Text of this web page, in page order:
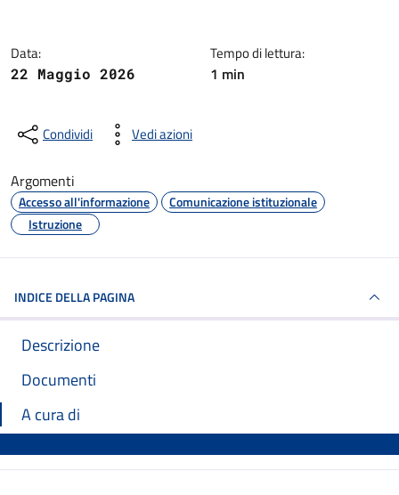
Data:
22 Maggio 2026
Tempo di lettura:
1 min
Condividi Vedi azioni
Argomenti
Accesso all'informazione
Comunicazione istituzionale
Istruzione
INDICE DELLA PAGINA
Descrizione
Documenti
A cura di